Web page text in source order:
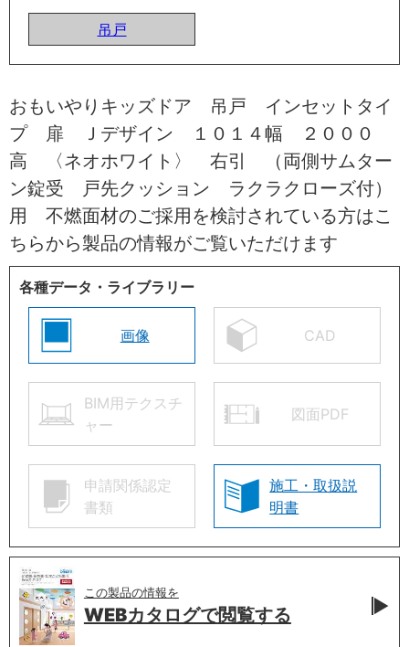
吊戸
おもいやりキッズドア 吊戸 インセットタイ
プ 扉 Ｊデザイン １０１４幅 ２０００
高 〈ネオホワイト〉 右引 （両側サムター
ン錠受 戸先クッション ラクラクローズ付）
用 不燃面材のご採用を検討されている方はこ
ちらから製品の情報がご覧いただけます
各種データ・ライブラリー
画像 CAD
BIM用テクスチ
ャー
図面PDF
申請関係認定
書類
施工・取扱説
明書
この製品の情報を
WEBカタログで閲覧する